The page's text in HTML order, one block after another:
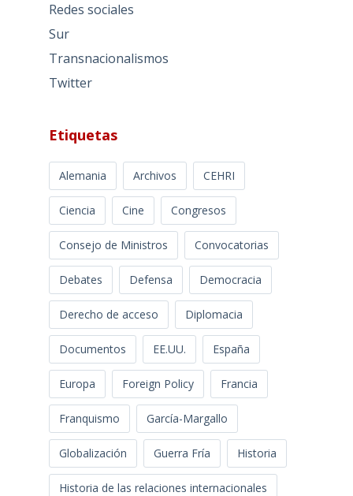
Redes sociales
Sur
Transnacionalismos
Twitter
Etiquetas
Alemania Archivos CEHRI
Ciencia Cine Congresos
Consejo de Ministros Convocatorias
Debates Defensa Democracia
Derecho de acceso Diplomacia
Documentos EE.UU. España
Europa Foreign Policy Francia
Franquismo García-Margallo
Globalización Guerra Fría Historia
Historia de las relaciones internacionales